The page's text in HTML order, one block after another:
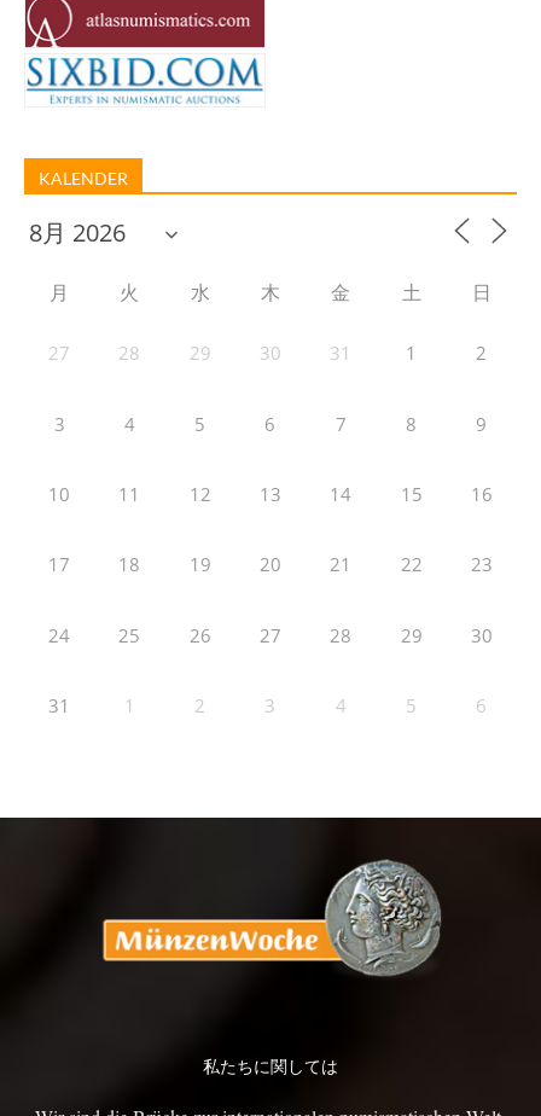
KALENDER
月 火 水 木 金 土 日
27 28 29 30 31 1 2
3 4 5 6 7 8 9
10 11 12 13 14 15 16
17 18 19 20 21 22 23
24 25 26 27 28 29 30
31 1 2 3 4 5 6
私たちに関しては